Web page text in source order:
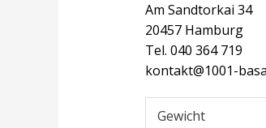
Am Sandtorkai 34
20457 Hamburg
Tel. 040 364 719
kontakt@1001-
Gewicht